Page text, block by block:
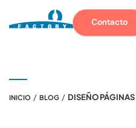
Contacto
INICIO / BLOG / DISEÑO